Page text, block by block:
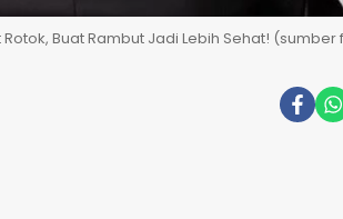
Buat Rambut Jadi Lebih Sehat! (sumber